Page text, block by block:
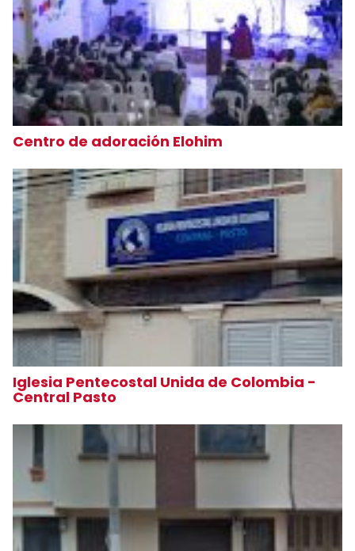
Centro de adoración Elohim
Iglesia Pentecostal Unida de Colombia -
Central Pasto